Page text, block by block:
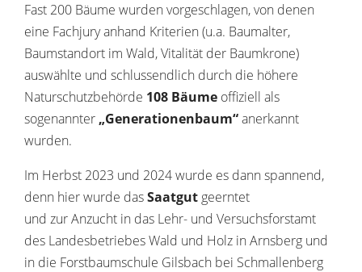
Fast 200 Bäume wurden vorgeschlagen, von denen
eine Fachjury anhand Kriterien (u.a. Baumalter,
Baumstandort im Wald, Vitalität der Baumkrone)
auswählte und schlussendlich durch die höhere
Naturschutzbehörde 108 Bäume offiziell als
sogenannter „Generationenbaum“anerkannt
wurden.
Im Herbst 2023 und 2024 wurde es dann spannend,
denn hier wurde dasSaatgut geerntet
und zur Anzucht in das Lehr- und Versuchsforstamt
des Landesbetriebes Wald und Holz in Arnsberg und
in die Forstbaumschule Gilsbach bei Schmallenberg